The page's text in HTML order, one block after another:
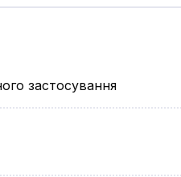
застосування